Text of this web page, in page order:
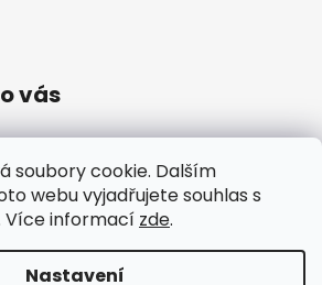
soubory cookie. Dalším
webu vyjadřujete souhlas s
Více informací zde.
Nastavení
vás
údajů
od smlouvy